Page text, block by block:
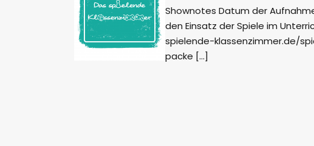
Shownotes Datum der
den Einsatz der Spiele im
spielende-klassenzimmer.de/
packe […]